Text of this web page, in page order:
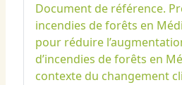
Document de référence.
incendies de forêts en
pour réduire
d’incendies de forêts en
contexte du changement